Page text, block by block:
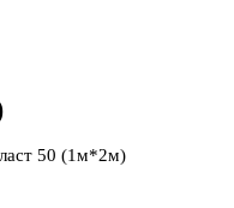
50 (1м*2м)